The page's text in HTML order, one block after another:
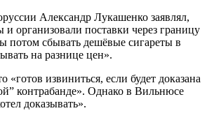
Александр Лукашенко заявлял,
организовали поставки через границу
потом сбывать дешёвые сигареты в
на разнице цен».
«готов извиниться, если будет доказана
контрабанде». Однако в Вильнюсе
доказывать».